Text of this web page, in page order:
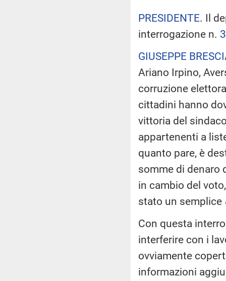
PRESIDENTE. Il
interrogazione n.
GIUSEPPE
Ariano Irpino,
corruzione
cittadini hanno
vittoria del
appartenenti a
quanto pare, è
somme di denaro
in cambio del
stato un semplice
Con questa
interferire con i
ovviamente
informazioni